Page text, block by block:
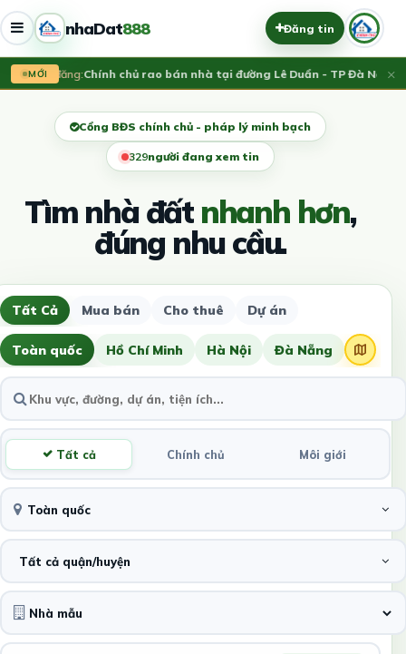
nhaDat888 Đăng tin
MỚI
Vừa đăng:Chính chủ rao bán nhà tại đường Lê Duẩn - TP Đà Nẵng;×
Cổng BĐS chính chủ - pháp lý minh bạch
330người đang xem tin
Tìm nhà đấtnhanh hơn,
đúng nhu cầu.
Tất Cả Mua bán Cho thuê Dự án
Toàn quốc Hồ Chí Minh Hà Nội Đà Nẵng
Tất cả Chính chủ Môi giới
Toàn quốc
Tất cả quận/huyện